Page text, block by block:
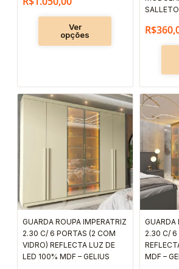
Ver
opções
escolhidasSALLETO
R$
GUARDA ROUPA IMPERATRIZ
2.30 C/ 6 PORTAS (2 COM
VIDRO) REFLECTA LUZ DE
LED 100% MDF – GELIUS
Este
produto
várias
variantes.
opções
podem
ser
escolhidas
GUARDA
2.30 C/ 6
MDF –